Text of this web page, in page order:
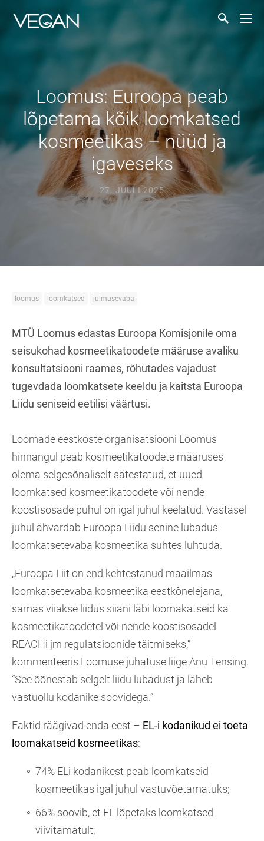
Loomus: Euroopa peab
lõpetama kõik loomkatsed
kosmeetikas – nüüd ja
igaveseks
27. JUULI 2025
loomus loomkatsed julmusevaba
MTÜ Loomus edastas Euroopa Komisjonile oma
seisukohad kosmeetikatoodete määruse avaliku
konsultatsiooni raames, rõhutades vajadust
tugevdada loomkatsete keeldu ja kaitsta Euroopa
Liidu seniseid eetilisi väärtusi.
Loomade eestkoste organisatsiooni Loomus
hinnangul peab kosmeetikatoodete määruses
olema selgesõnaliselt sätestatud, et uued
loomkatsed kosmeetikatoodete või nende
koostisosade puhul on igal juhul keelatud. Vastasel
juhul ähvardab Euroopa Liidu senine lubadus
loomkatsetevaba kosmeetika suhtes luhtuda.
„Euroopa Liit on end kehtestanud maailmas
loomkatsetevaba kosmeetika eestkõnelejana,
samas viiakse liidus siiani läbi loomakatseid ka
kosmeetikatoodetel või nende koostisosadel
REACHi jm regulatsioonide täitmiseks,“
kommenteeris Loomuse juhatuse liige Anu Tensing.
“See õõnestab selgelt liidu lubadust ja läheb
vastuollu kodanike soovidega.”
Faktid räägivad enda eest – EL-i kodanikud ei toeta
loomakatseid kosmeetikas:
74% ELi kodanikest peab loomkatseid
kosmeetikas igal juhul vastuvõetamatuks;
66% soovib, et EL lõpetaks loomkatsed
viivitamatult;